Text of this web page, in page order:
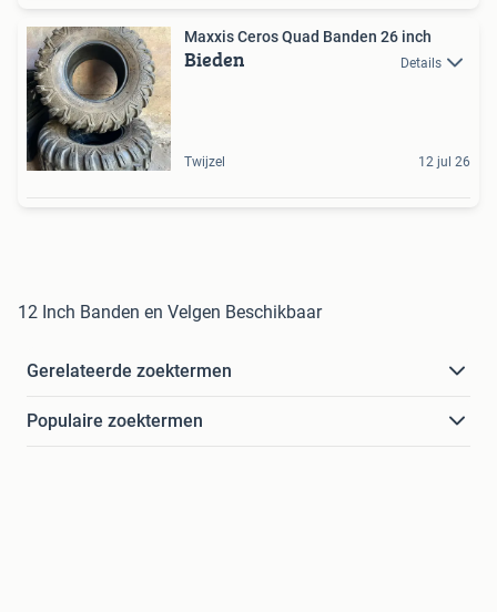
Maxxis Ceros Quad Banden 26 inch
Bieden Details
Twijzel 12 jul 26
12 Inch Banden en Velgen Beschikbaar
Gerelateerde zoektermen
Populaire zoektermen